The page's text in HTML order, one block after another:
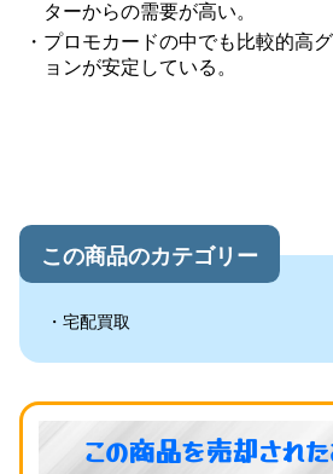
ターからの需要が高い。
プロモカードの中でも比較的高
ョンが安定している。
この商品のカテゴリー
宅配買取
この商品を売却され